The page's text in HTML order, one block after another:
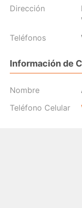
Dirección
Teléfonos
Información de
Nombre
Teléfono Celular